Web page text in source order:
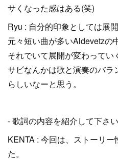
サくなった感はある(笑)
Ryu : 自分的印象としては展
元々短い曲が多いAldevetzの
それでいて展開が変わってい
サビなんかは歌と演奏のバラ
らしいなーと思う。
- 歌詞の内容を紹介して下さい
KENTA : 今回は、ストーリ
た。